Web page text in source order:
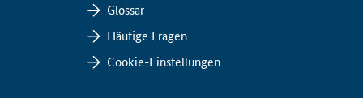
Glossar
Häufige Fragen
Cookie-Einstellungen